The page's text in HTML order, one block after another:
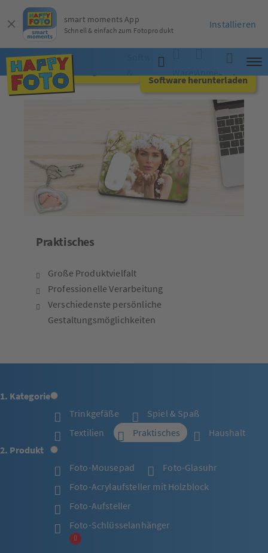
Software
App
WarenkorbAnmelden
Suche
Praktisches
Große Produktvielfalt
Professionelle Verarbeitung
Verschiedenste persönliche
Gestaltungsmöglichkeiten
1. Kategorie
Trinkgefäße
Spiel & Spaß
Textilien
Praktisches
Haushalt
2. Produkt
Foto-Mousepad
Foto-Glasuhr
Foto-Acrylaufsteller mit Holzblock
Foto-Aufsteller
Foto-Schlüsselanhänger
Jetzt online gestalten
Software herunterladen
smart moments App
Schnell & einfach zum Fotoprodukt
Installieren